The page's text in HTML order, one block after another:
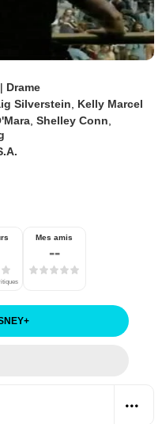
| Drame
Silverstein
Kelly Marcel
,Shelley Conn
Mes amis
--
+